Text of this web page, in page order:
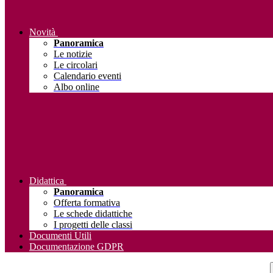
Novità
Panoramica
Le notizie
Le circolari
Calendario eventi
Albo online
Didattica
Panoramica
Offerta formativa
Le schede didattiche
I progetti delle classi
Documenti Utili
Documentazione GDPR